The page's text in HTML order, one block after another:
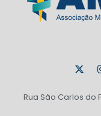
Rua São Carlos do